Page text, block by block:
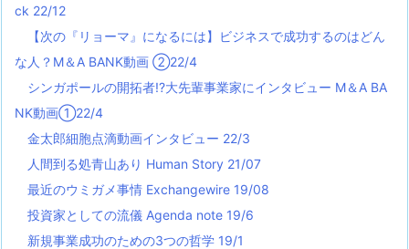
ck 22/12
【次の『リョーマ』になるには】ビジネスで成功するのはどん
な人？M＆A BANK動画 ②22/4
シンガポールの開拓者!?大先輩事業家にインタビュー M＆A BA
NK動画①22/4
金太郎細胞点滴動画インタビュー 22/3
人間到る処青山あり Human Story 21/07
最近のウミガメ事情 Exchangewire 19/08
投資家としての流儀 Agenda note 19/6
新規事業成功のための3つの哲学 19/1